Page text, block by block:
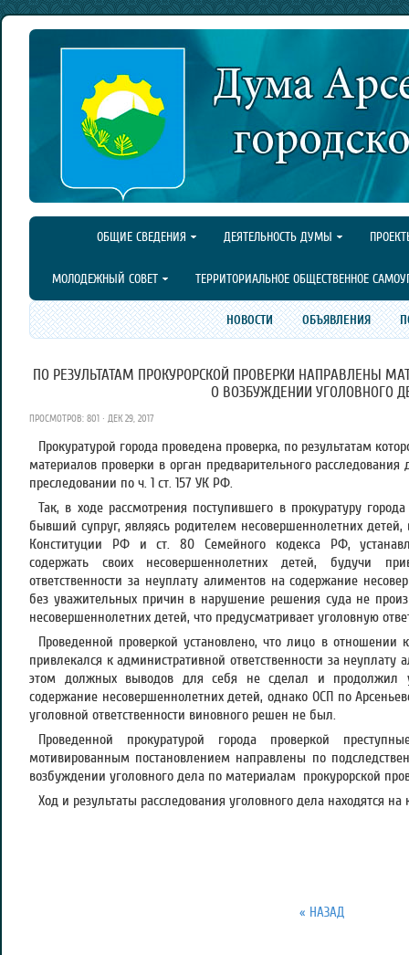
ОБЩИЕ СВЕДЕНИЯ ДЕЯТЕЛЬНОСТЬ ДУМЫ
МОЛОДЕЖНЫЙ СОВЕТ ТЕРРИТОРИАЛЬНОЕ ОБЩЕСТВЕННОЕ
НОВОСТИ ОБЪЯВЛЕНИЯ
ПО РЕЗУЛЬТАТАМ ПРОКУРОРСКОЙ ПРОВЕРКИ НАПРАВЛЕНЫ
О ВОЗБУЖДЕНИИ УГОЛОВНОГО
ПРОСМОТРОВ: 801 · ДЕК 29, 2017
Прокуратурой города проведена проверка, по результатам
материалов проверки в орган предварительного
преследовании по ч. 1 ст. 157 УК РФ.
Так, в ходе рассмотрения поступившего в прокуратуру
бывший супруг, являясь родителем несовершеннолетних
Конституции РФ и ст. 80 Семейного кодекса РФ,
содержать своих несовершеннолетних детей, будучи
ответственности за неуплату алиментов на содержание
без уважительных причин в нарушение решения суда не
несовершеннолетних детей, что предусматривает уголовную
Проведенной проверкой установлено, что лицо в отношении
привлекался к административной ответственности за
этом должных выводов для себя не сделал и продолжил
содержание несовершеннолетних детей, однако ОСП по
уголовной ответственности виновного решен не был.
Проведенной прокуратурой города проверкой
мотивированным постановлением направлены по
возбуждении уголовного дела по материалам прокурорской
Ход и результаты расследования уголовного дела находятся на
« НАЗАД